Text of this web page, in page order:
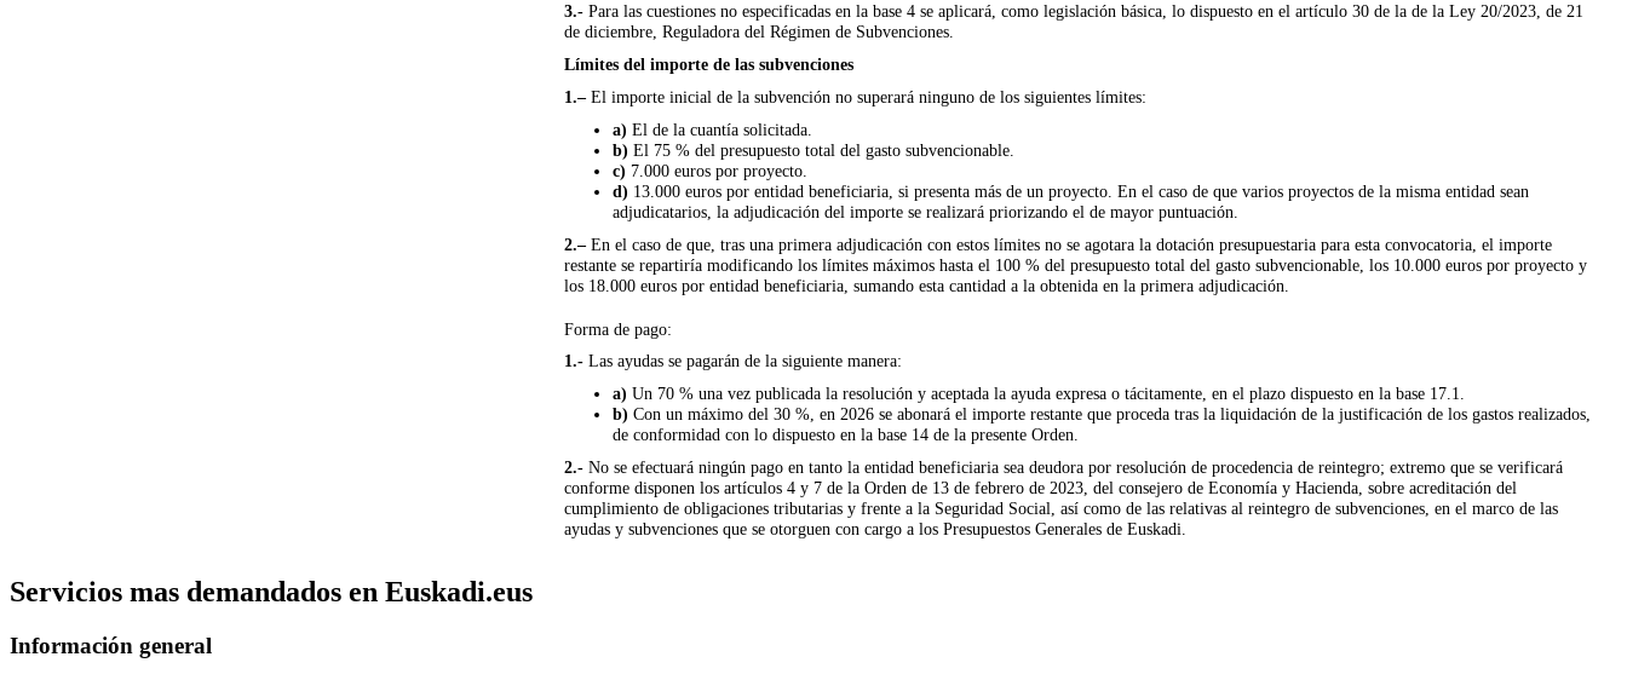
3.- Para las cuestiones no especificadas en la base 4 se aplicará, como legislación básica, lo dispuesto en el artículo 30 de la de la Ley 20/2023, de 21
de diciembre, Reguladora del Régimen de Subvenciones.
Límites del importe de las subvenciones
1.–El importe inicial de la subvención no superará ninguno de los siguientes límites:
a) El de la cuantía solicitada.
b) El 75 % del presupuesto total del gasto subvencionable.
c) 7.000 euros por proyecto.
d) 13.000 euros por entidad beneficiaria, si presentamás de un proyecto. En el caso de que varios proyectos de la misma entidad sean
adjudicatarios, la adjudicación del importe se realizará priorizando el de mayor puntuación.
2.–En el caso de que, tras una primera adjudicación con estos límites no se agotara la dotación presupuestaria para esta convocatoria, el importe
restante se repartiría modificando los límites máximos hasta el 100 % del presupuesto total del gasto subvencionable, los 10.000 euros por proyecto y
los 18.000 euros por entidad beneficiaria, sumando esta cantidad a la obtenida en la primera adjudicación.
Forma de pago:
1.-Las ayudas se pagarán de la siguiente manera:
a) Un 70 % una vez publicada la resolución y aceptada la ayuda expresa o tácitamente, en el plazo dispuesto en la base 17.1.
b) Con un máximo del 30 %, en 2026 se abonará el importe restante que proceda tras la liquidación de la justificación de los gastos realizados,
de conformidad con lo dispuesto en la base 14 de la presente Orden
2.-No se efectuará ningún pago en tanto la entidad beneficiaria sea deudora por resolución de procedencia de reintegro; extremo que se verificará
conforme disponen los artículos 4 y 7 de la Orden de 13 de febrero de 2023, del consejero de Economía y Hacienda, sobre acreditación del
cumplimiento de obligaciones tributarias y frente a la Seguridad Social, así como de las relativas al reintegro de subvenciones, en el marco de las
ayudas y subvenciones que se otorguen con cargo a los Presupuestos Generales de Euskadi.
Servicios mas demandados en Euskadi.eus
Información general